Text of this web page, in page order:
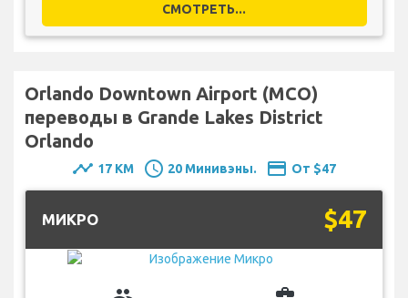
СМОТРЕТЬ...
Orlando Downtown Airport (MCO)
переводы в Grande Lakes District
Orlando
timeline 17 KM schedule 20 Минивэны. payment От $47
MИКРО $47